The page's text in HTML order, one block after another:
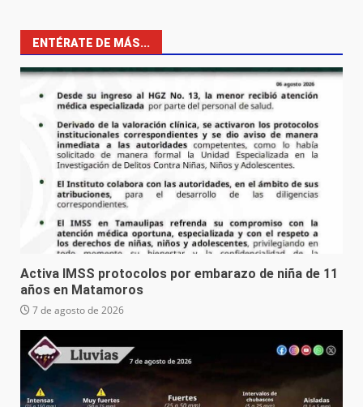
ENTÉRATE DE MÁS...
Activa IMSS protocolos por embarazo de niña de 11
años en Matamoros
7 de agosto de 2026